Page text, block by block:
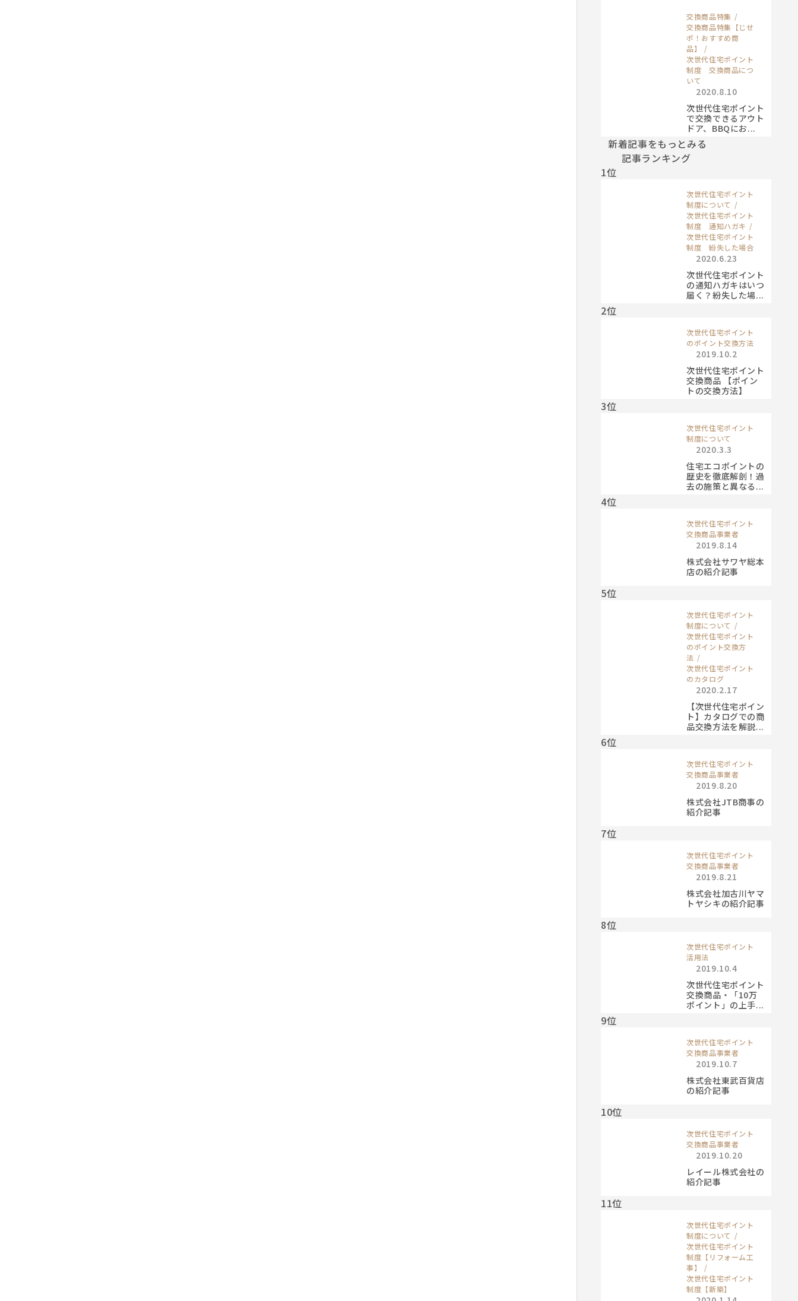
交換商品特集
交換商品特集【じせ
ポ！おすすめ商
品】
次世代住宅ポイント
制度 交換商品につ
いて
2020.8.10
次世代住宅ポイント
で交換できるアウト
ドア、BBQにお...
新着記事をもっとみる
記事ランキング
1位
次世代住宅ポイント
制度について
次世代住宅ポイント
制度 通知ハガキ
次世代住宅ポイント
制度 紛失した場合
2020.6.23
次世代住宅ポイント
の通知ハガキはいつ
届く？紛失した場...
2位
次世代住宅ポイント
のポイント交換方法
2019.10.2
次世代住宅ポイント
交換商品 【ポイン
トの交換方法】
3位
次世代住宅ポイント
制度について
2020.3.3
住宅エコポイントの
歴史を徹底解剖！過
去の施策と異なる...
4位
次世代住宅ポイント
交換商品事業者
2019.8.14
株式会社サワヤ総本
店の紹介記事
5位
次世代住宅ポイント
制度について
次世代住宅ポイント
のポイント交換方
法
次世代住宅ポイント
のカタログ
2020.2.17
【次世代住宅ポイン
ト】カタログでの商
品交換方法を解説...
6位
次世代住宅ポイント
交換商品事業者
2019.8.20
株式会社JTB商事の
紹介記事
7位
次世代住宅ポイント
交換商品事業者
2019.8.21
株式会社加古川ヤマ
トヤシキの紹介記事
8位
次世代住宅ポイント
活用法
2019.10.4
次世代住宅ポイント
交換商品・「10万
ポイント」の上手...
9位
次世代住宅ポイント
交換商品事業者
2019.10.7
株式会社東武百貨店
の紹介記事
10位
次世代住宅ポイント
交換商品事業者
2019.10.20
レイール株式会社の
紹介記事
11位
次世代住宅ポイント
制度について
次世代住宅ポイント
制度【リフォーム工
事】
次世代住宅ポイント
制度【新築】